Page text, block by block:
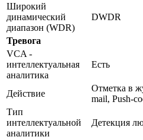
Широкий
динамический
диапазон (WDR)
DWDR
Тревога
VCA -
интеллектуальная
аналитика
Есть
Действие
Отметка в
mail, Push-
Тип
интеллектуальной
аналитики
Детекция